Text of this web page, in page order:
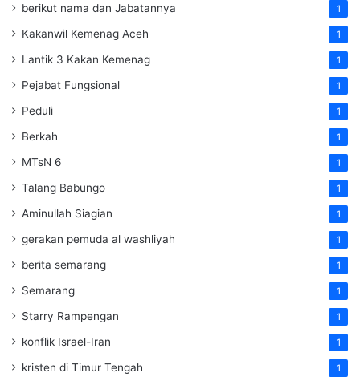
berikut nama dan Jabatannya 1
Kakanwil Kemenag Aceh 1
Lantik 3 Kakan Kemenag 1
Pejabat Fungsional 1
Peduli 1
Berkah 1
MTsN 6 1
Talang Babungo 1
Aminullah Siagian 1
gerakan pemuda al washliyah 1
berita semarang 1
Semarang 1
Starry Rampengan 1
konflik Israel-Iran 1
kristen di Timur Tengah 1